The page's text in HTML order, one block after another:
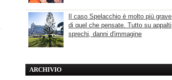
Il caso Spelacchio è molto più grave
di quel che pensate. Tutto su appalti,
sprechi, danni d'immagine
ARCHIVIO